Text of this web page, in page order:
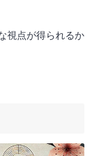
視点が得られるか